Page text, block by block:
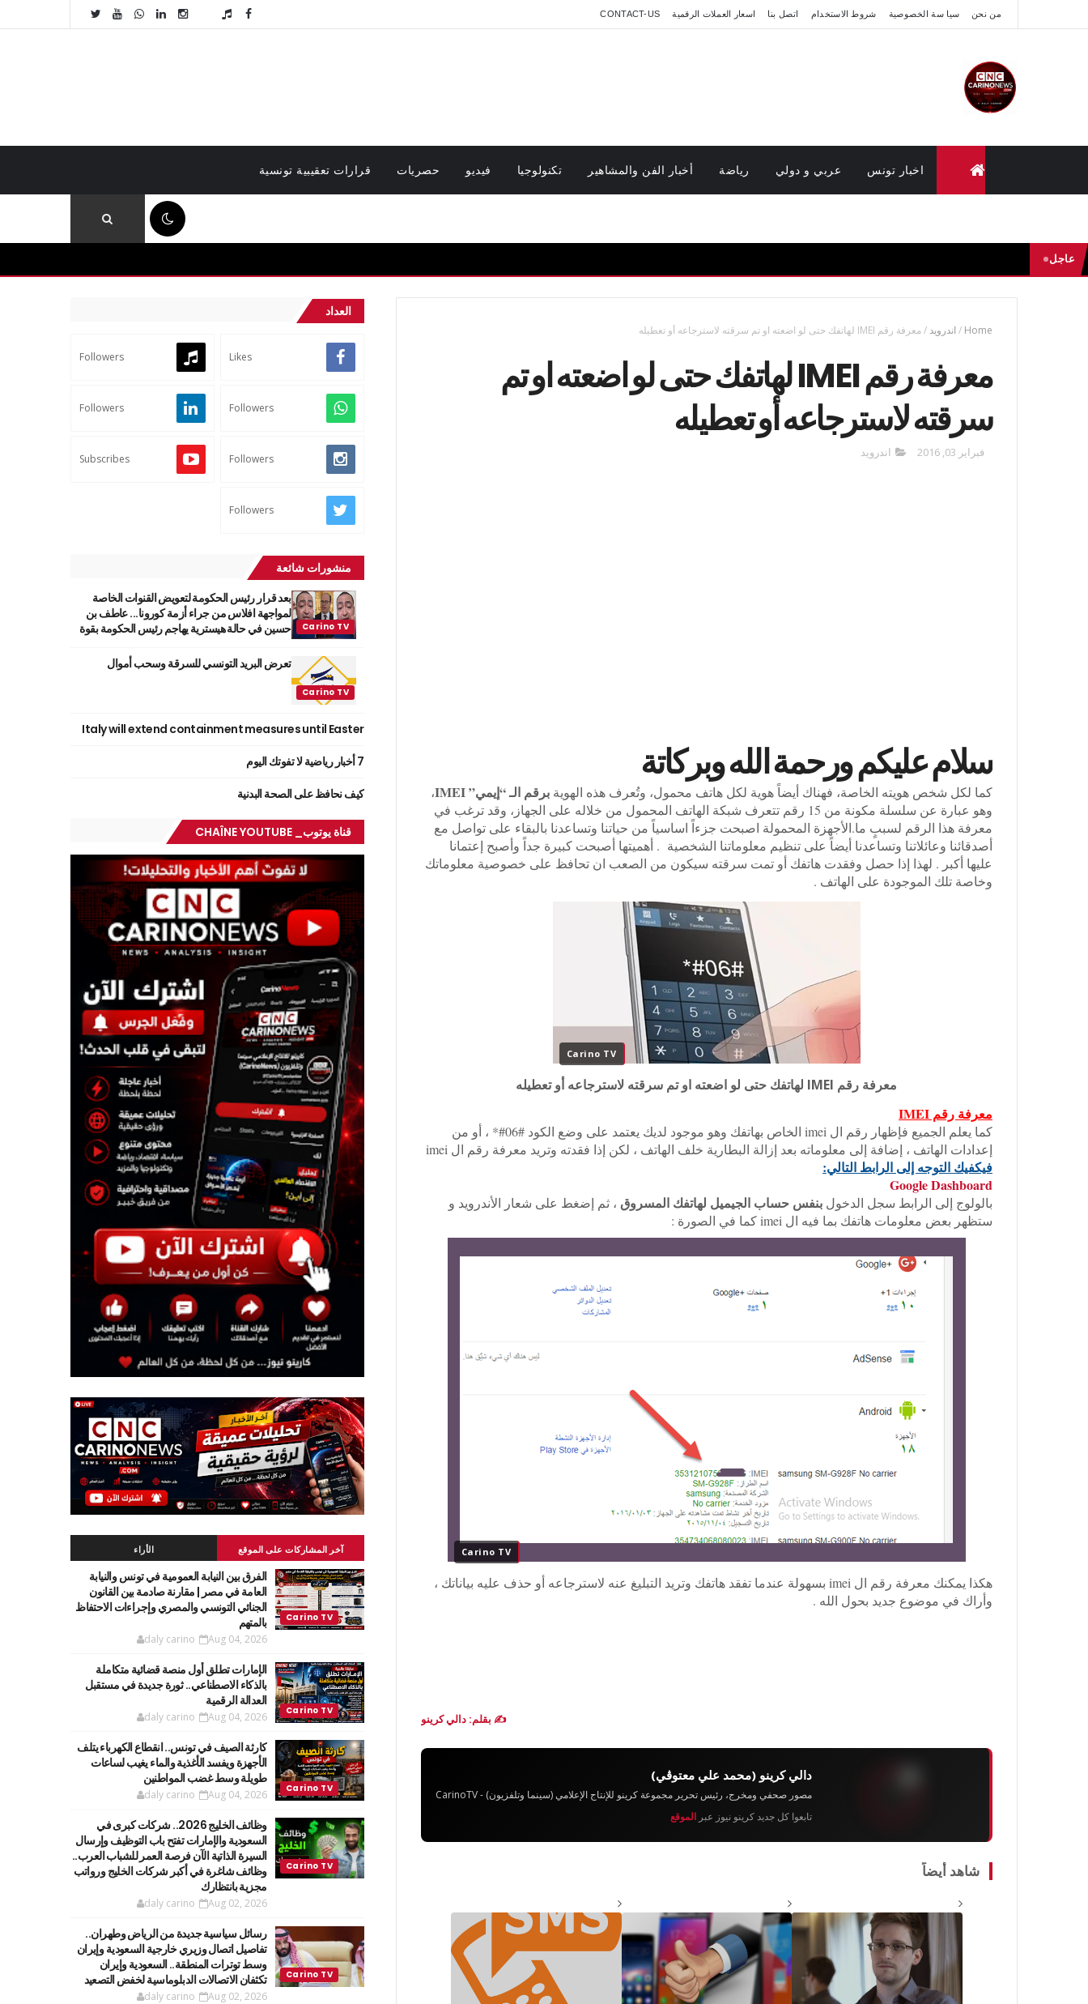
من نحن سيا سة الخصوصية شروط الاستخدام اتصل بنا اسعار العملات الرقمية CONTACT-US
اخبار تونس عربي و دولي رياضة أخبار الفن والمشاهير تكنولوجيا فيديو حصريات قرارات تعقيبية تونسية
عاجل
Home
/ اندرويد/معرفة رقم IMEI لهاتفك حتى لو اضعته او تم سرقته لاسترجاعه أو تعطيله
معرفة رقم IMEI لهاتفك حتى لو اضعته او تم
سرقته لاسترجاعه أو تعطيله
فبراير 03, 2016 اندرويد
سلام عليكم ورحمة الله وبركاتة
كما لكل شخص هويته الخاصة، فهناك أيضاً هوية لكل هاتف محمول، وتُعرف هذه الهوية برقم الـ “إيمي” IMEI
،
وهو عبارة عن سلسلة مكونة من 15 رقم تتعرف شبكة الهاتف المحمول من خلاله على الجهاز، وقد ترغب في
معرفة هذا الرقم لسببٍ ما.الأجهزة المحمولة اصبحت جزءاً اساسياً من حياتنا وتساعدنا بالبقاء على تواصل مع
أصدقائنا وعائلاتنا وتساعدنا أيضاً على تنظيم معلوماتنا الشخصية . أهميتها أصبحت كبيرة جداً وأصبح إعتمانا
عليها أكبر . لهذا إذا حصل وفقدت هاتفك أو تمت سرقته سيكون من الصعب ان تحافظ على خصوصية معلوماتك
وخاصة تلك الموجودة على الهاتف .
Carino TV
معرفة رقم IMEI لهاتفك حتى لو اضعته او تم سرقته لاسترجاعه أو تعطيله
معرفة رقم IMEI
كما يعلم الجميع فإظهار رقم ال imei الخاص بهاتفك وهو موجود لديك يعتمد على وضع الكود #06#* ، أو من
إعدادات الهاتف ، إضافة إلى معلوماته بعد إزالة البطارية خلف الهاتف ، لكن إذا فقدته وتريد معرفة رقم ال imei
فيكفيك التوجه إلى الرابط التالي:
Google Dashboard
بالولوج إلى الرابط سجل الدخول بنفس حساب الجيميل لهاتفك المسروق ، ثم إضغط على شعار الأندرويد و
ستظهر بعض معلومات هاتفك بما فيه ال imei كما في الصورة :
Carino TV
هكذا يمكنك معرفة رقم ال imei بسهولة عندما تفقد هاتفك وتريد التبليغ عنه لاسترجاعه أو حذف عليه بياناتك ،
وأراك في موضوع جديد بحول الله .
✍️ بقلم: دالي كرينو
دالي كرينو (محمد علي معتوڨي)
مصور صحفي ومخرج، رئيس تحرير مجموعة كرينو للإنتاج الإعلامي (سينما وتلفزيون) - CarinoTV
تابعوا كل جديد كرينو نيوز عبرالموقع
شاهد أيضاً
العداد
Likes
Followers
Followers
Followers
Followers
Subscribes
Followers
منشورات شائعة
بعد قرار رئيس الحكومة لتعويض القنوات الخاصة
لمواجهة افلاس من جراء أزمة كورونا... عاطف بن
حسين في حالة هيسترية يهاجم رئيس الحكومة بقوة
تعرض البريد التونسي للسرقة وسحب أموال
Italy will extend containment measures until Easter
7 أخبار رياضية لا تفوتك اليوم
كيف نحافظ على الصحة البدنية
قناة يوتوب_ CHAÎNE YOUTUBE
آخر المشاركات على الموقع الأراء
الفرق بين النيابة العمومية في تونس والنيابة
العامة في مصر | مقارنة صادمة بين القانون
الجنائي التونسي والمصري وإجراءات الاحتفاظ
بالمتهم
daly carino Aug 04, 2026
الإمارات تطلق أول منصة قضائية متكاملة
بالذكاء الاصطناعي.. ثورة جديدة في مستقبل
العدالة الرقمية
daly carino Aug 04, 2026
كارثة الصيف في تونس.. انقطاع الكهرباء يتلف
الأجهزة ويفسد الأغذية والماء يغيب لساعات
طويلة وسط غضب المواطنين
daly carino Aug 04, 2026
وظائف الخليج 2026.. شركات كبرى في
السعودية والإمارات تفتح باب التوظيف وإرسال
السيرة الذاتية الآن فرصة العمر للشباب العرب..
وظائف شاغرة في أكبر شركات الخليج ورواتب
مجزية بانتظارك
daly carino Aug 02, 2026
رسائل سياسية جديدة من الرياض وطهران..
تفاصيل اتصال وزيري خارجية السعودية وإيران
وسط توترات المنطقة.. السعودية وإيران
تكثفان الاتصالات الدبلوماسية لخفض التصعيد
daly carino Aug 02, 2026